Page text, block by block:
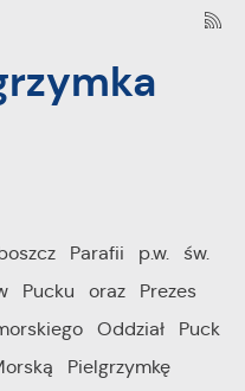
Parafii p.w. św.
Pucku oraz Prezes
Oddział Puck
Pielgrzymkę
Twoich
logowania czy
zakłóceń.
stronie internetowej
funkcjonalności czy
zapewnić Ci
naszej